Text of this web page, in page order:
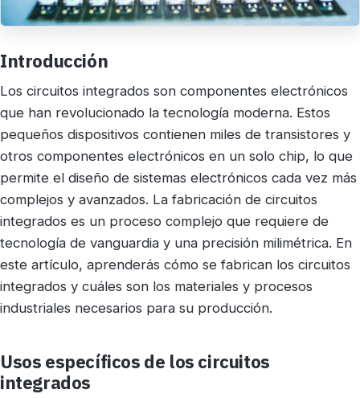
Introducción
Los circuitos integrados son componentes electrónicos
que han revolucionado la tecnología moderna. Estos
pequeños dispositivos contienen miles de transistores y
otros componentes electrónicos en un solo chip, lo que
permite el diseño de sistemas electrónicos cada vez más
complejos y avanzados. La fabricación de circuitos
integrados es un proceso complejo que requiere de
tecnología de vanguardia y una precisión milimétrica. En
este artículo, aprenderás cómo se fabrican los circuitos
integrados y cuáles son los materiales y procesos
industriales necesarios para su producción.
Usos específicos de los circuitos
integrados